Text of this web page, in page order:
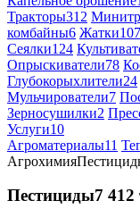
Тракторы312
комбайны6 Жатки107
Сеялки124
Опрыскиватели78
Глубокорыхлители24
Мульчирователи7
Зерносушилки2
Услуги10
Агроматериалы11
Агрохимия
Пестициды7 412